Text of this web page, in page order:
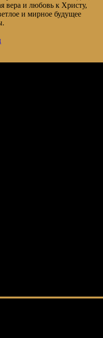
вера и любовь к Христу,
и мирное будущее